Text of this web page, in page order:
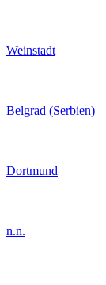
Weinstadt
Belgrad (Serbien)
Dortmund
n.n.